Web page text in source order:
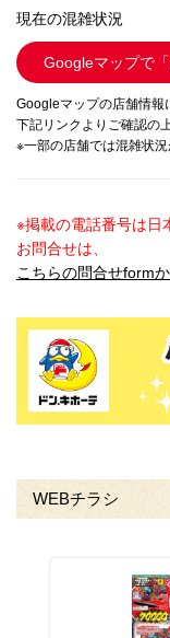
現在の混雑状況
Googleマップで
Googleマップの店舗情報
下記リンクよりご確認の
※一部の店舗では混雑状
※掲載の電話番号は日
お問合せは、
こちらの問合せform
WEBチラシ